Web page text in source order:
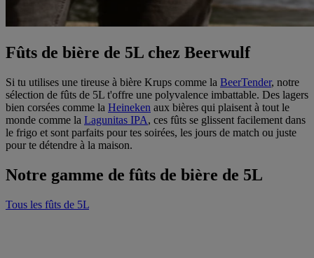
Fûts de bière de 5L chez Beerwulf
Si tu utilises une tireuse à bière Krups comme la BeerTender, notre
sélection de fûts de 5L t'offre une polyvalence imbattable. Des lagers
bien corsées comme la Heineken aux bières qui plaisent à tout le
monde comme la Lagunitas IPA, ces fûts se glissent facilement dans
le frigo et sont parfaits pour tes soirées, les jours de match ou juste
pour te détendre à la maison.
Notre gamme de fûts de bière de 5L
Tous les fûts de 5L